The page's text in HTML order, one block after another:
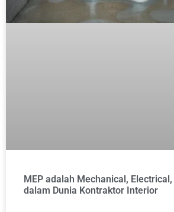
MEP adalah Mechanical,
dalam Dunia Kontraktor Interior